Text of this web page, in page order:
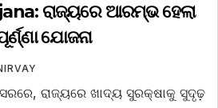
ରାଜ୍ୟରେ ଆରମ୍ଭ ହେଲା
ଯୋଜନା
ରାଜ୍ୟରେ ଖାଦ୍ୟ ସୁରକ୍ଷାକୁ ସୁଦୃଢ଼